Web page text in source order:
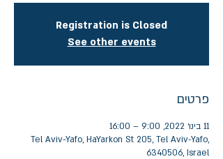
Registration is Closed
See other events
פרטים
11 בינו׳ 2022, 9:00 – 16:00
Tel Aviv-Yafo, HaYarkon St 205, Tel Aviv-Yafo,
6340506, Israel